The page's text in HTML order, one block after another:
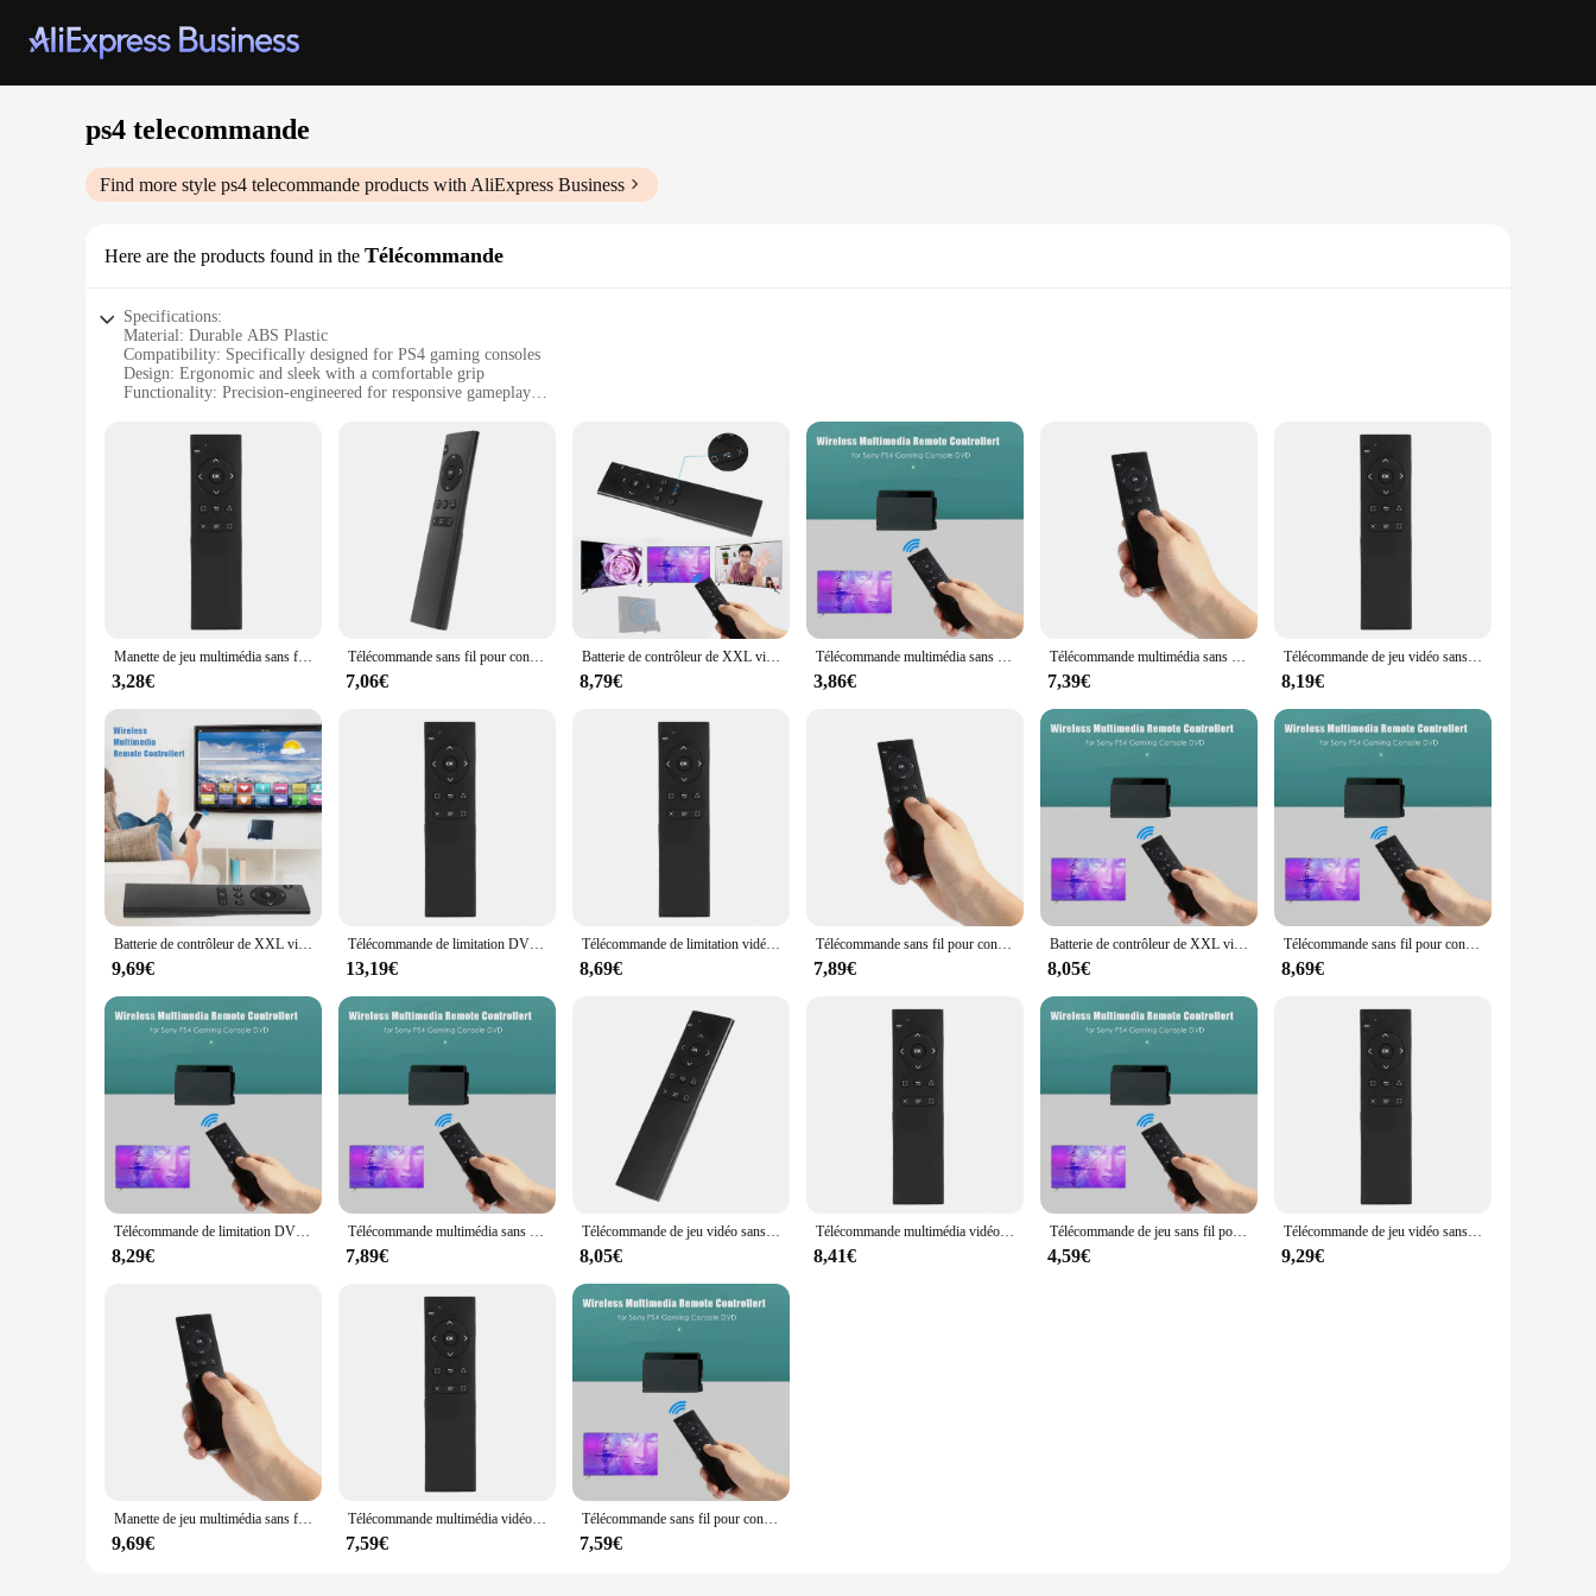
ps4 telecommande
Find more style ps4 telecommande products with AliExpress Business
Here are the products found in the Télécommande
Specifications:
Material: Durable ABS Plastic
Compatibility: Specifically designed for PS4 gaming consoles
Design: Ergonomic and sleek with a comfortable grip
Functionality: Precision-engineered for responsive gameplay
Connectivity: Bluetooth wireless for a clutter-free gaming experience
**Enhanced Gaming Experience**
The PS4 telecommande is a revolutionary accessory that elevates your gaming sessions to new heights. Crafted from robust ABS plastic, this controller ensures longevity and durability, making it a
reliable companion for all your gaming adventures. Its ergonomic design is not only aesthetically pleasing but also provides a comfortable grip, reducing hand fatigue during extended play. The high-
sensitivity buttons are meticulously placed for swift and precise commands, allowing you to react quickly in fast-paced games.
**Seamless Connectivity and Compatibility**
With Bluetooth wireless connectivity, the PS4 telecommande sets a new standard for wireless gaming. The absence of wires not only eliminates clutter but also enhances your freedom of movement,
making it an ideal choice for competitive gaming. The controller's compatibility with the PS4 console ensures that you can enjoy a wide range of games without any hassle. Whether you're engaging in
a solo campaign or competing with friends, this controller is designed to deliver a seamless and responsive gaming experience.
**Designed for Gamers, Tailored for Wholesale**
gamers. As a wholesale product, it's designed to cater to vendors and suppliers looking to provide their customers with top-tier gaming equipment. With sets available for sale, this controller is a
versatile option for retailers looking to expand their gaming accessory offerings. Whether you're a gamer looking for a reliable controller or a vendor seeking to stock up on quality gaming equipment,
the PS4 telecommande is the perfect choice.
Manette de jeu multimédia sans fil pour console PS4, télécommande, manette de jeu, 2.4G, 2.4G
3,28€
Télécommande sans fil pour console Playstation 4, ultra-mince, limitation 2.4G, 2.4G
7,06€
Batterie de contrôleur de XXL vidéo sans fil pour Sony, PS4, limitation de DVD, télécommande, accessoires de jeux, 2.4G, 62
8,79€
Télécommande multimédia sans fil pour console Sony PS4, contrôle vidéo DVD, DC 3V, 2.4G
3,86€
Télécommande multimédia sans fil pour console Sony PS4, contrôle vidéo, DVD, DC 3V, 2.4G
7,39€
Télécommande de jeu vidéo sans fil pour Sony PS4, remplacement de la télécommande, accessoires de console, 2.4G
8,19€
Batterie de contrôleur de XXL vidéo sans fil pour Sony PS4, limitation DVD, télécommande, accessoires de jeux, 2.4G, 62
9,69€
Télécommande de limitation DVD pour Sony PS4, vidéo sans fil 2.4G, contrôleur multimédia
13,19€
Télécommande de limitation vidéo sans fil, console de jeu PlayStation 4, télécommande multimédia DVD PS4, 2.4G
8,69€
Télécommande sans fil pour console PS4, hôte de jeu PlayStation 4, 2.4G
7,89€
Batterie de contrôleur de XXL vidéo sans fil pour Sony PS4, limitation DVD, télécommande, accessoires de jeux, 2.4G, 62
8,05€
Télécommande sans fil pour console Playstation 4, ultra-mince, 2.4G, limitation
8,69€
Télécommande de limitation DVD pour Sony PS4, vidéo sans fil 2.4G, contrôleur multimédia
8,29€
Télécommande multimédia sans fil pour console PS4, manette de jeu Cotrol, 2.4G, 2.4G
7,89€
Télécommande de jeu vidéo sans fil pour Sony PS4, remplacement de la télécommande, accessoires de console, 2.4G
8,05€
Télécommande multimédia vidéo sans fil pour Sony PS4, limitation DVD, 2.4G, jeu, accessoires de jeu, 5-1 pièces
8,41€
Télécommande de jeu sans fil pour console Sony PS4, haute performance, 2.4G, fonctions de lecture DVD, gamme arc-en-ciel
4,59€
Télécommande de jeu vidéo sans fil pour Sony PS4, remplacement de la télécommande, accessoires de console, 2.4G
9,29€
Manette de jeu multimédia sans fil pour console PS4, manette de jeu Cotrol, 2.4G
9,69€
Télécommande multimédia vidéo sans fil pour Sony PS4, limitation DVD, 2.4G, jeu, accessoires de jeu, 5-1 pièces
7,59€
Télécommande sans fil pour console PS4, hôte de jeu PlayStation 4, 2.4G
7,59€